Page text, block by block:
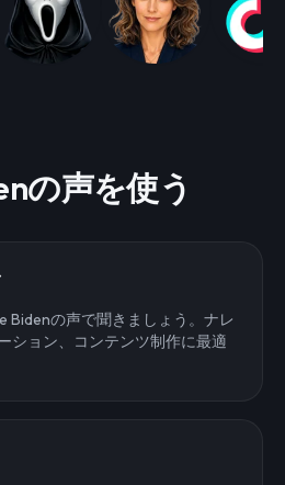
の声を使う
Bidenの声で聞きましょう。ナレ
ション、コンテンツ制作に最適